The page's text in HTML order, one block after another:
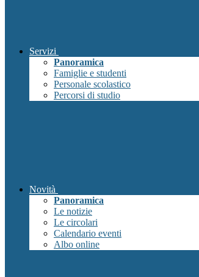
Servizi
Panoramica
Famiglie e studenti
Personale scolastico
Percorsi di studio
Novità
Panoramica
Le notizie
Le circolari
Calendario eventi
Albo online